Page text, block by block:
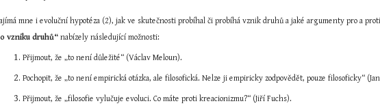
mne i evoluční hypotéza (2), jak ve skutečnosti probíhal či probíhá vznik druhů a jaké argumenty pro a
vzniku druhů“ nabízely následující možnosti:
Přijmout, že „to není důležité“ (Václav Meloun).
Pochopit, že „to není empirická otázka, ale filosofická. Nelze ji empiricky zodpovědět, pouze filosoficky“
Přijmout, že „filosofie vylučuje evoluci. Co máte proti kreacionizmu?“ (Jiří Fuchs).